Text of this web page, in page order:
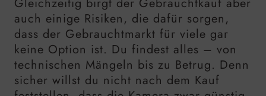
auch einige Risiken, die dafür sorgen,
dass der Gebrauchtmarkt für viele gar
keine Option ist. Du findest alles – von
technischen Mängeln bis zu Betrug. Denn
sicher willst du nicht nach dem Kauf